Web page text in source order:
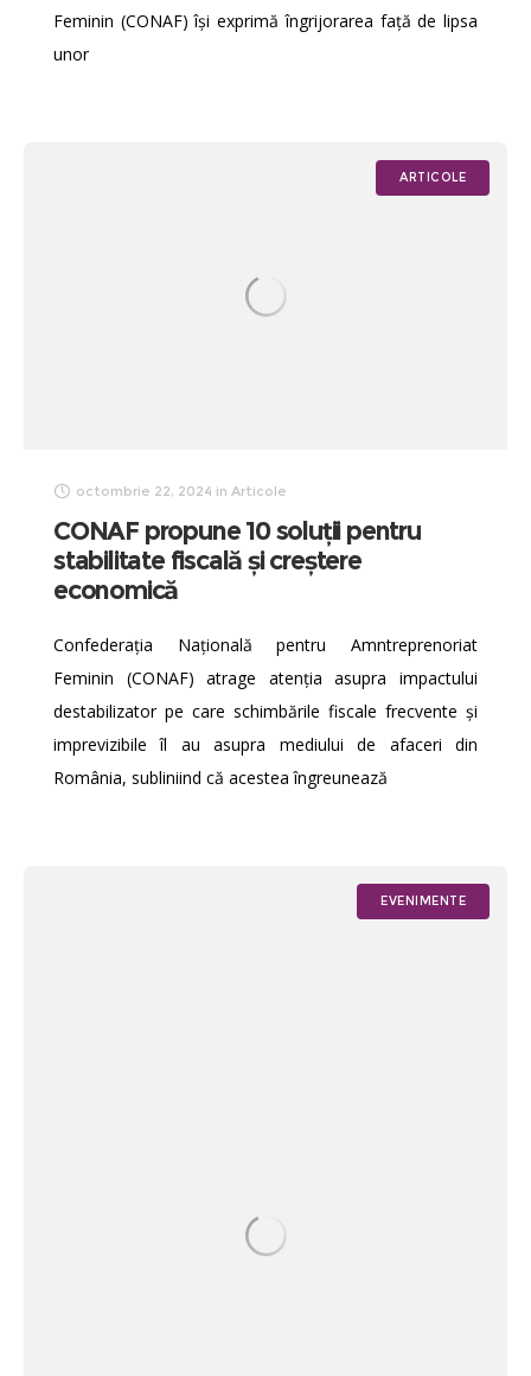
Feminin (CONAF) își exprimă îngrijorarea față de lipsa
unor
ARTICOLE
octombrie 22, 2024 in Articole
CONAF propune 10 soluții pentru
stabilitate fiscală și creștere
economică
Confederația Națională pentru Amntreprenoriat
Feminin (CONAF) atrage atenția asupra impactului
destabilizator pe care schimbările fiscale frecvente și
imprevizibile îl au asupra mediului de afaceri din
România, subliniind că acestea îngreunează
EVENIMENTE